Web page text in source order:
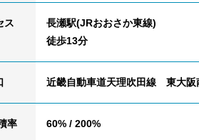
ス
長瀬駅(JRおおさか東線)
徒歩13分
近畿自動車道天理吹田線 東大阪
率 60% / 200%